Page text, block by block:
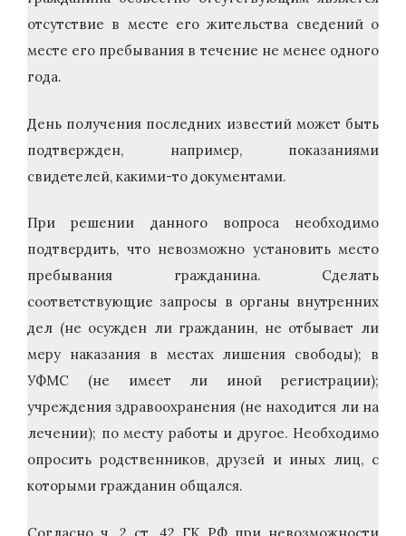
отсутствие в месте его жительства сведений о
месте его пребывания в течение не менее одного
года.
День получения последних известий может быть
подтвержден, например, показаниями
свидетелей, какими-то документами.
При решении данного вопроса необходимо
подтвердить, что невозможно установить место
пребывания гражданина. Сделать
соответствующие запросы в органы внутренних
дел (не осужден ли гражданин, не отбывает ли
меру наказания в местах лишения свободы); в
УФМС (не имеет ли иной регистрации);
учреждения здравоохранения (не находится ли на
лечении); по месту работы и другое. Необходимо
опросить родственников, друзей и иных лиц, с
которыми гражданин общался.
Согласно ч. 2 ст. 42 ГК РФ при невозможности